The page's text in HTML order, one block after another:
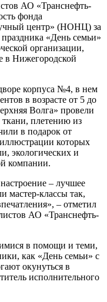
АО «Транснефть-
фонда
центр» (НОНЦ) за
«День семьи»
организации,
в Нижегородской
корпуса №4, в нем
в возрасте от 5 до
Волга» провели
ткани, плетению из
в подарок от
которых
экологических и
компании.
– лучшее
мастер-классы так,
– отметил
АО «Транснефть-
в помощи и теми,
как «День семьи» с
окунуться в
исполнительного